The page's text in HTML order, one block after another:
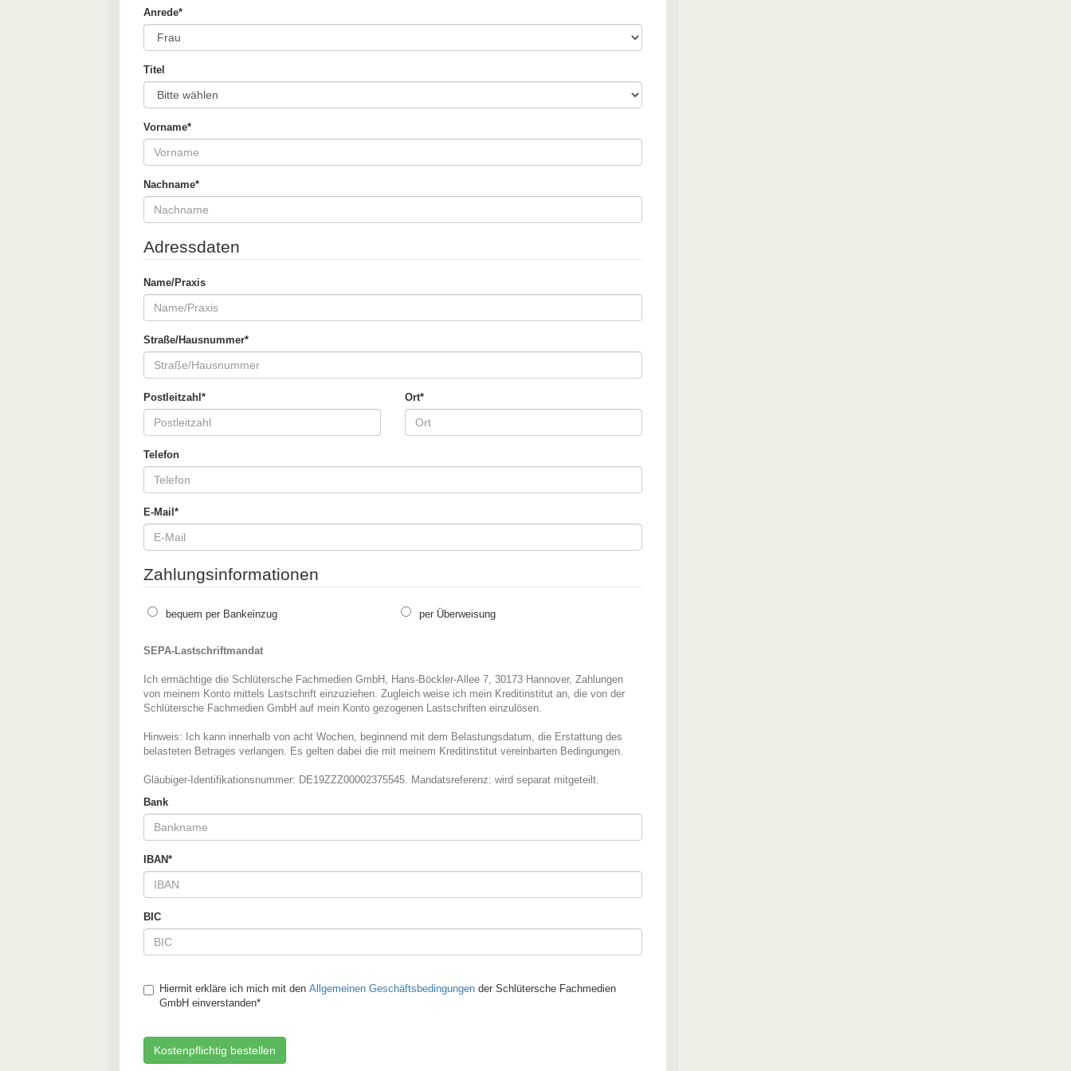
Anrede*
Titel
Vorname*
Nachname*
Adressdaten
Name/Praxis
Straße/Hausnummer*
Postleitzahl* Ort*
Telefon
E-Mail*
Zahlungsinformationen
bequem per Bankeinzug per Überweisung
SEPA-Lastschriftmandat
Ich ermächtige die Schlütersche Fachmedien GmbH, Hans-Böckler-Allee 7, 30173 Hannover, Zahlungen
von meinem Konto mittels Lastschrift einzuziehen. Zugleich weise ich mein Kreditinstitut an, die von der
Schlütersche Fachmedien GmbH auf mein Konto gezogenen Lastschriften einzulösen.
Hinweis: Ich kann innerhalb von acht Wochen, beginnend mit dem Belastungsdatum, die Erstattung des
belasteten Betrages verlangen. Es gelten dabei die mit meinem Kreditinstitut vereinbarten Bedingungen.
Gläubiger-Identifikationsnummer: DE19ZZZ00002375545. Mandatsreferenz: wird separat mitgeteilt.
Bank
IBAN*
BIC
Hiermit erkläre ich mich mit den Allgemeinen Geschäftsbedingungender Schlütersche Fachmedien
GmbH einverstanden*
Kostenpflichtig bestellen